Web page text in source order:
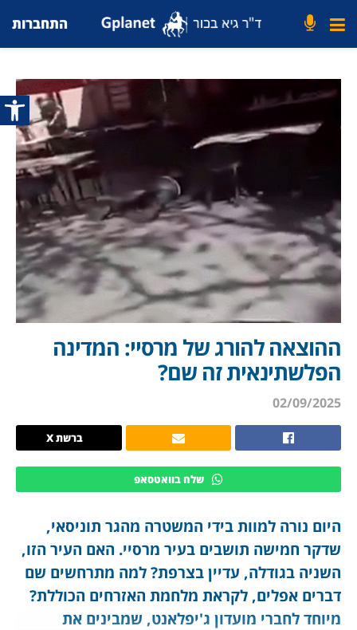
פתח
התחברות
ההוצאה להורג של מרסיי: המדינה
הפלשתינאית זה שם?
02/09/2025
ברשת X
שלח בוואטסאפ
היום נורה למוות בידי המשטרה מהגר תוניסאי,
שדקר חמישה תושבים בעיר מרסיי. האם העיר הזו,
השניה בגודלה, עדיין בצרפת? למה מתרחשים שם
דברים אפלים, לקראת מלחמת האזרחים הכוללת?
מיוחד לחברי מועדון ג'יפלאנט, שמבינים את